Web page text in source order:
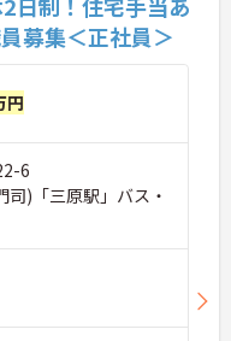
日制！住宅手当あ
募集＜正社員＞
円
6
司)「三原駅」バス・